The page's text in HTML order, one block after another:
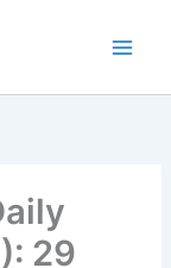
29